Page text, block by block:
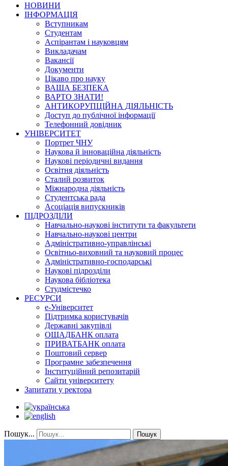
НОВИНИ
ІНФОРМАЦІЯ
Вступникам
Студентам
Аспірантам і науковцям
Викладачам
Вакансії
Документи
Цікаво про науку
ВАША БЕЗПЕКА
ВАРТО ЗНАТИ!
АНТИКОРУПЦІЙНА ДІЯЛЬНІСТЬ
Доступ до публічної інформації
Телефонний довідник
УНІВЕРСИТЕТ
Портрет ЧНУ
Наукова й інноваційна діяльність
Наукові періодичні видання
Освітня діяльність
Сталий розвиток
Міжнародна діяльність
Студентська рада
Асоціація випускників
ПІДРОЗДІЛИ
Навчально-наукові інститути та факультети
Навчально-наукові центри
Адміністративно-управлінські
Освітньо-виховний та науковий процес
Адміністративно-господарські
Наукові підрозділи
Наукова бібліотека
Студмістечко
РЕСУРСИ
е-Університет
Підтримка користувачів
Державні закупівлі
ОЩАДБАНК оплата
ПРИВАТБАНК оплата
Поштовий сервер
Програмне забезпечення
Інституційний репозитарій
Сайти університету
Запитати у ректора
Пошук... Пошук